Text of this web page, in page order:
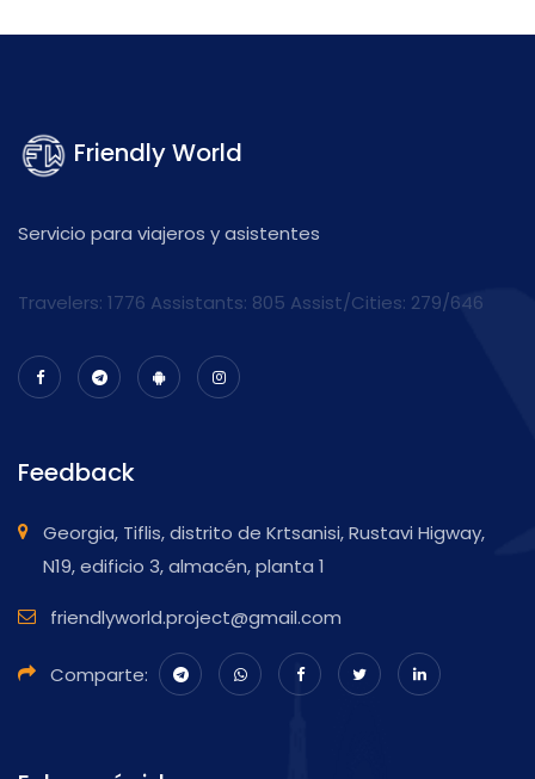
Friendly World
Servicio para viajeros y asistentes
Travelers: 1776 Assistants: 805 Assist/Cities: 279/646
Feedback
Georgia, Tiflis, distrito de Krtsanisi, Rustavi Higway,
N19, edificio 3, almacén, planta 1
friendlyworld.project@gmail.com
Comparte: